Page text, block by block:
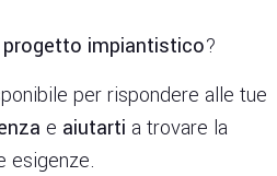
impiantistico?
per rispondere alle tue
e aiutarti a trovare la
esigenze.